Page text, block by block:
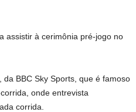
assistir à cerimônia pré-jogo no
BBC Sky Sports, que é famoso
onde entrevista
corrida.